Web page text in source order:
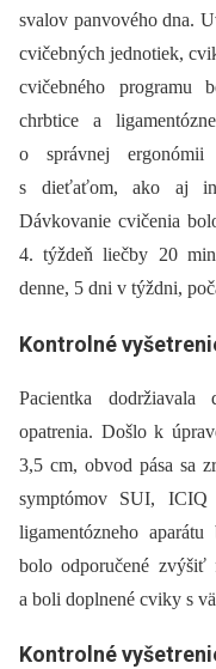
svalov panvového dna.
cvičebných jednotiek,
cvičebného programu
chrbtice a
o správnej ergonómii
s dieťaťom, ako aj
Dávkovanie cvičenia
4. týždeň liečby 20
denne, 5 dni v týždni,
Kontrolné
Pacientka dodržiavala
opatrenia. Došlo k
3,5 cm, obvod pása sa
symptómov SUI,
ligamentózneho
bolo odporučené zvýšiť
a boli doplnené cviky s
Kontrolné